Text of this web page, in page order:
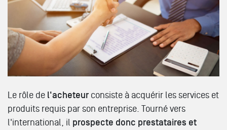
Le rôle de l'acheteur consiste à acquérir les services et
produits requis par son entreprise. Tourné vers
l'international, il prospecte donc prestataires et